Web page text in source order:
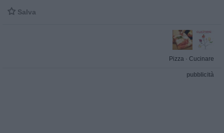
 Salva
Pizza · Cucinare
pubblicità